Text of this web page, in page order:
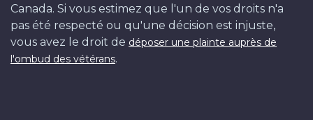
Canada. Si vous estimez que l'un de vos droits n'a
pas été respecté ou qu'une décision est injuste,
vous avez le droit de déposer une plainte auprès de
l'ombud des vétérans.